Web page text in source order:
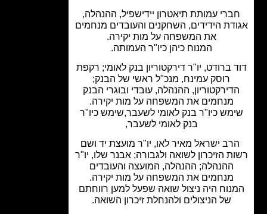
עמותת תיאטרון יידישפיל, ההנהלה,
הידידים, השחקנים והעובדים מנחמים
את המשפחה על מות יקירה.
המנוח כיהן כיו"ר העמותה.
ברודט, יו"ר דירקטוריון בנק לאומי; רקפת
רוסק עמינח, מנכ"ל ראשי של הבנק;
ההנהלה, עובדי ובוגרי הבנק
מנחמים את המשפחה על מות יקירה.
כיו"ר בנק לאומי לשעבר,שימש כיו"ר
בנק לאומי לשעבר,
ישראל מאיר לאו, יו"ר מועצת יד ושם
הזיכרון לשואה ולגבורה; אבנר שלו, יו"ר
ההנהלה; ההנהלה, המועצה והעובדים
מנחמים את המשפחה על מות יקירה.
היה ניצול שואה שפעל למען רווחתם
של הניצולים ולהנחלת זיכרון השואה.